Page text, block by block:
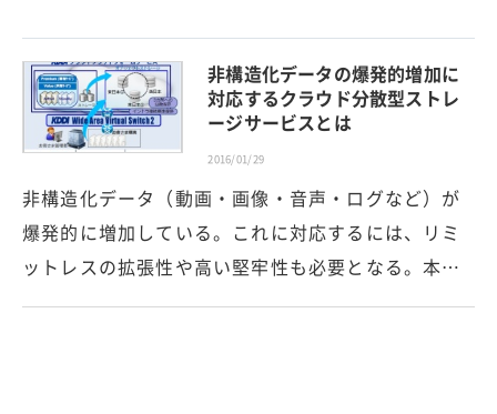
非構造化データの爆発的増加に
対応するクラウド分散型ストレ
ージサービスとは
2016/01/29
非構造化データ（動画・画像・音声・ログなど）が
爆発的に増加している。これに対応するには、リミ
ットレスの拡張性や高い堅牢性も必要となる。本…